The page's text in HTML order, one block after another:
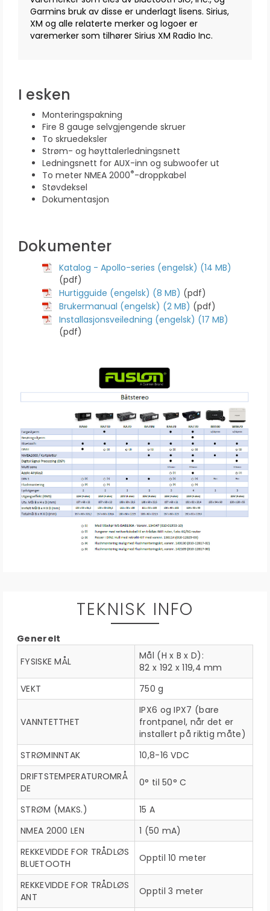
Garmins bruk av disse er underlagt lisens. Sirius,
XM og alle relaterte merker og logoer er
varemerker som tilhører Sirius XM Radio Inc.
I esken
Monteringspakning
Fire 8 gauge selvgjengende skruer
To skruedeksler
Strøm- og høyttalerledningsnett
Ledningsnett for AUX-inn og subwoofer ut
To meter NMEA 2000®-droppkabel
Støvdeksel
Dokumentasjon
Dokumenter
Katalog - Apollo-series (engelsk) (14 MB)
(pdf)
Hurtigguide (engelsk) (8 MB) (pdf)
Brukermanual (engelsk) (2 MB) (pdf)
Installasjonsveiledning (engelsk) (17 MB)
(pdf)
TEKNISK INFO
Generelt
FYSISKE MÅL
Mål (H x B x D):
82 x 192 x 119,4 mm
VEKT
750 g
VANNTETTHET
IPX6 og IPX7 (bare
frontpanel, når det er
installert på riktig måte)
STRØMINNTAK
10,8-16 VDC
DRIFTSTEMPERATUROMRÅ
DE
0­° til 50° C
STRØM (MAKS.)
15 A
NMEA 2000 LEN
1 (50 mA)
REKKEVIDDE FOR TRÅDLØS
BLUETOOTH
Opptil 10 meter
REKKEVIDDE FOR TRÅDLØS
ANT
Opptil 3 meter